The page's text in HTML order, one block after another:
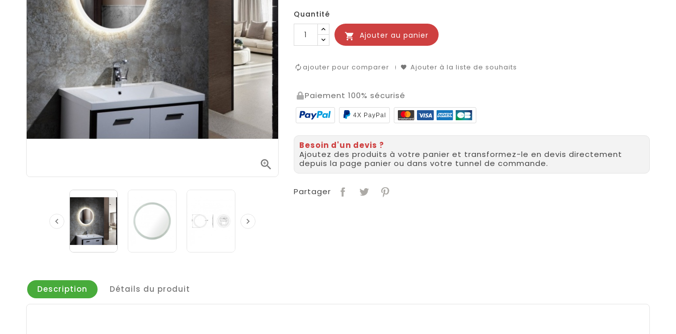

 
Quantité
 Ajouter au panier
ajouter pour comparer Ajouter à la liste de souhaits
Paiement 100% sécurisé
4X PayPal
Besoin d'un devis ?
Ajoutez des produits à votre panier et transformez-le en devis directement
depuis la page panier ou dans votre tunnel de commande.
Partager
Description Détails du produit